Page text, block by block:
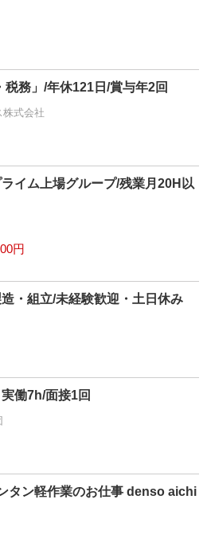
務」/年休121日/賞与年2回
株式会社
イム上場グループ/残業月20H以
円
・組立/未経験歓迎・土日休み
働7h/面接1回
タン軽作業のお仕事 denso aichi